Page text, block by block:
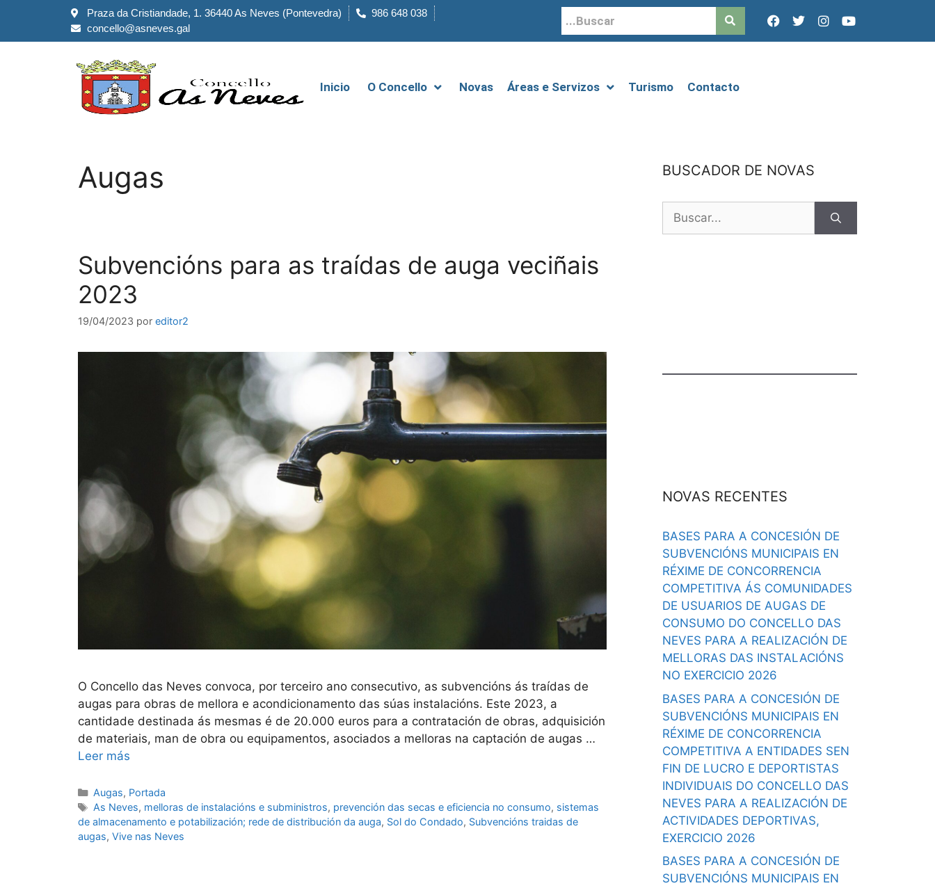
Praza da Cristiandade, 1. 36440 As Neves (Pontevedra)
986 648 038
concello@asneves.gal
Inicio O Concello Novas Áreas e Servizos Turismo Contacto
Augas
Subvencións para as traídas de auga veciñais
2023
19/04/2023 por editor2
O Concello das Neves convoca, por terceiro ano consecutivo, as subvencións ás traídas de
augas para obras de mellora e acondicionamento das súas instalacións. Este 2023, a
cantidade destinada ás mesmas é de 20.000 euros para a contratación de obras, adquisición
de materiais, man de obra ou equipamentos, asociados a melloras na captación de augas …
Leer más
Augas, Portada
As Neves, melloras de instalacións e subministros, prevención das secas e eficiencia no consumo, sistemas
de almacenamento e potabilización; rede de distribución da auga, Sol do Condado, Subvencións traidas de
augas, Vive nas Neves
BUSCADOR DE NOVAS
NOVAS RECENTES
BASES PARA A CONCESIÓN DE
SUBVENCIÓNS MUNICIPAIS EN
RÉXIME DE CONCORRENCIA
COMPETITIVA ÁS COMUNIDADES
DE USUARIOS DE AUGAS DE
CONSUMO DO CONCELLO DAS
NEVES PARA A REALIZACIÓN DE
MELLORAS DAS INSTALACIÓNS
NO EXERCICIO 2026
BASES PARA A CONCESIÓN DE
SUBVENCIÓNS MUNICIPAIS EN
RÉXIME DE CONCORRENCIA
COMPETITIVA A ENTIDADES SEN
FIN DE LUCRO E DEPORTISTAS
INDIVIDUAIS DO CONCELLO DAS
NEVES PARA A REALIZACIÓN DE
ACTIVIDADES DEPORTIVAS,
EXERCICIO 2026
BASES PARA A CONCESIÓN DE
SUBVENCIÓNS MUNICIPAIS EN